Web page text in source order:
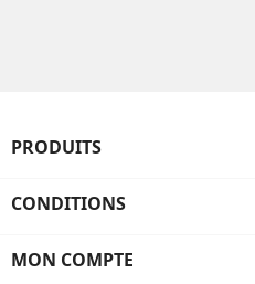
PRODUITS
CONDITIONS
MON COMPTE